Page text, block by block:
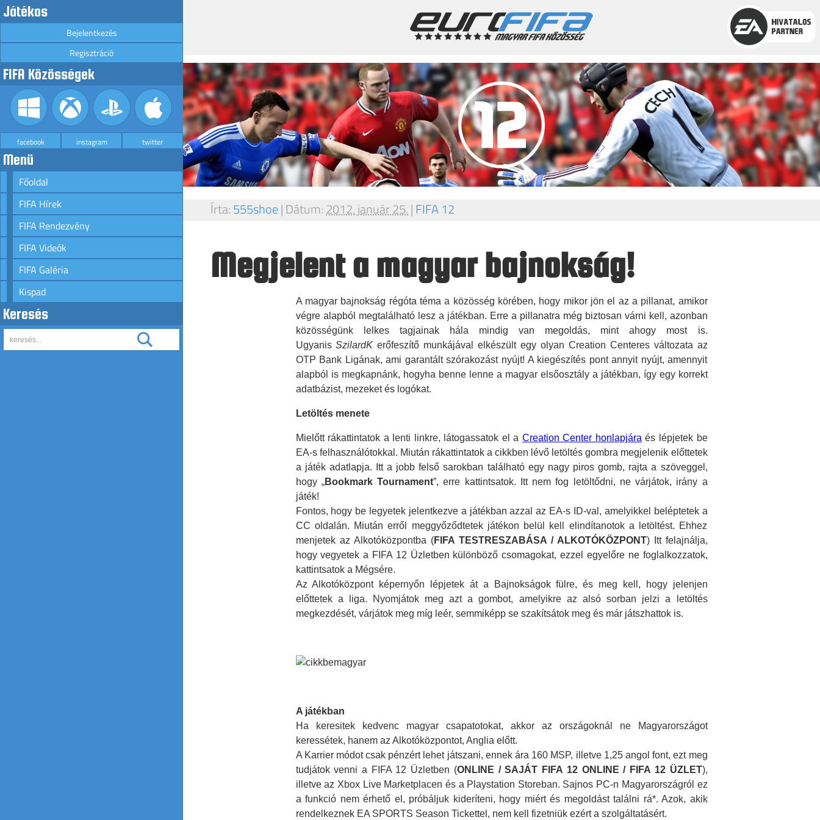
Játékos
Bejelentkezés
Regisztráció
FIFA Közösségek
facebook instagram twitter
Menü
Főoldal
FIFA Hírek
FIFA Rendezvény
FIFA Videók
FIFA Galéria
Kispad
Keresés
Írta:555shoe| Dátum:2012. január 25.|FIFA 12
Megjelent a magyar bajnokság!
A magyar bajnokság régóta téma a közösség körében, hogy mikor jön el az a pillanat, amikor
végre alapból megtalálható lesz a játékban. Erre a pillanatra még biztosan várni kell, azonban
közösségünk lelkes tagjainak hála mindig van megoldás, mint ahogy most is.
UgyanisSzilardK erőfeszítő munkájával elkészült egy olyan Creation Centeres változata az
OTP Bank Ligának, ami garantált szórakozást nyújt! A kiegészítés pont annyit nyújt, amennyit
alapból is megkapnánk, hogyha benne lenne a magyar elsőosztály a játékban, így egy korrekt
adatbázist, mezeket és logókat.
Letöltés menete
Mielőtt rákattintatok a lenti linkre, látogassatok el a Creation Center honlapjára és lépjetek be
EA-s felhasználótokkal. Miután rákattintatok a cikkben lévő letöltés gombra megjelenik előttetek
a játék adatlapja. Itt a jobb felső sarokban található egy nagy piros gomb, rajta a szöveggel,
hogy „Bookmark Tournament”, erre kattintsatok. Itt nem fog letöltődni, ne várjátok, irány a
játék!
Fontos, hogy be legyetek jelentkezve a játékban azzal az EA-s ID-val, amelyikkel beléptetek a
CC oldalán. Miután erről meggyőződtetek játékon belül kell elindítanotok a letöltést. Ehhez
menjetek az Alkotóközpontba (FIFA TESTRESZABÁSA / ALKOTÓKÖZPONT) Itt felajnálja,
hogy vegyetek a FIFA 12 Üzletben különböző csomagokat, ezzel egyelőre ne foglalkozzatok,
kattintsatok a Mégsére.
Az Alkotóközpont képernyőn lépjetek át a Bajnokságok fülre, és meg kell, hogy jelenjen
előttetek a liga. Nyomjátok meg azt a gombot, amelyikre az alsó sorban jelzi a letöltés
megkezdését, várjátok meg míg leér, semmiképp se szakítsátok meg és már játszhattok is.
A játékban
Ha keresitek kedvenc magyar csapatotokat, akkor az országoknál ne Magyarországot
keressétek, hanem az Alkotóközpontot, Anglia előtt.
A Karrier módot csak pénzért lehet játszani, ennek ára 160 MSP, illetve 1,25 angol font, ezt meg
tudjátok venni a FIFA 12 Üzletben (ONLINE / SAJÁT FIFA 12 ONLINE / FIFA 12 ÜZLET),
illetve az Xbox Live Marketplacen és a Playstation Storeban. Sajnos PC-n Magyarországról ez
a funkció nem érhető el, próbáljuk kideríteni, hogy miért és megoldást találni rá*. Azok, akik
rendelkeznek EA SPORTS Season Tickettel, nem kell fizetniük ezért a szolgáltatásért.